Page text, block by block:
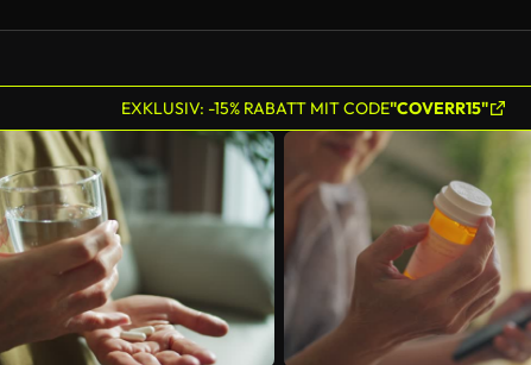
EXKLUSIV: -15% RABATT MIT CODE"COVERR15"